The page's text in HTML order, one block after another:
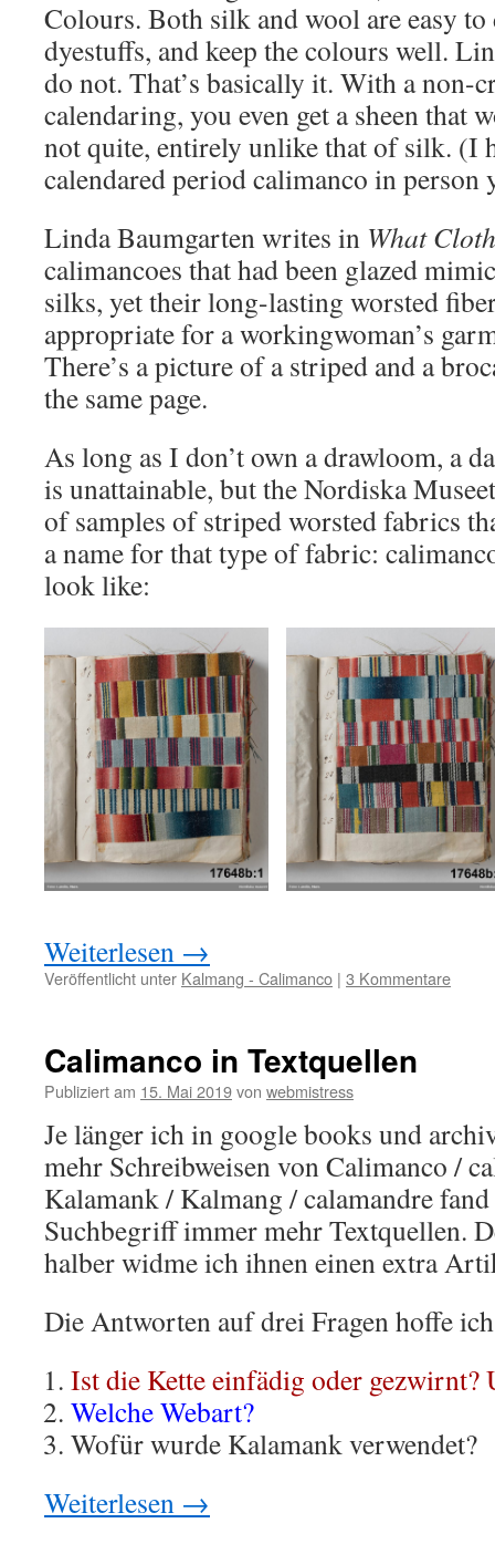
Colours. Both silk and wool are easy
dyestuffs, and keep the colours well.
do not. That’s basically it. With a non-
calendaring, you even get a sheen that
not quite, entirely unlike that of silk. (I
calendared period calimanco in person
Linda Baumgarten writes in What
calimancoes that had been glazed
silks, yet their long-lasting worsted
appropriate for a workingwoman’s
There’s a picture of a striped and a
the same page.
As long as I don’t own a drawloom, a
is unattainable, but the Nordiska
of samples of striped worsted fabrics
a name for that type of fabric:
look like:
Weiterlesen →
Veröffentlicht unter Kalmang - Calimanco | 3 Kommentare
Calimanco in Textquellen
Publiziert am 15. Mai 2019von webmistress
Je länger ich in google books und
mehr Schreibweisen von Calimanco /
Kalamank / Kalmang / calamandre
Suchbegriff immer mehr Textquellen.
halber widme ich ihnen einen extra
Die Antworten auf drei Fragen hoffe
Ist die Kette einfädig oder gezwirnt?
Welche Webart?
Wofür wurde Kalamank verwendet?
Weiterlesen →